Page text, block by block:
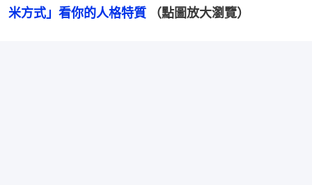
米方式」看你的人格特質 （點圖放大瀏覽）